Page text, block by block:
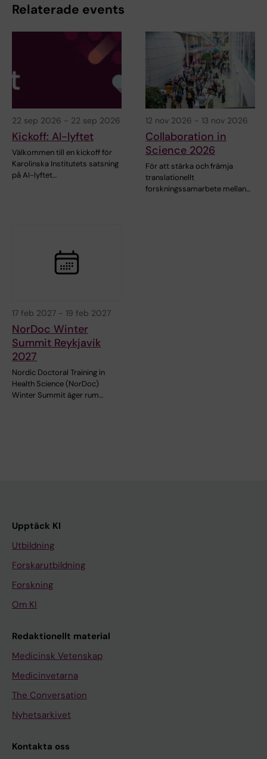
Relaterade events
22 sep 2026 - 22 sep 2026
Kickoff: AI-lyftet
Välkommen till en kickoff för
Karolinska Institutets satsning
på AI-lyftet…
12 nov 2026 - 13 nov 2026
Collaboration in
Science 2026
För att stärka och främja
translationellt
forskningssamarbete mellan…
17 feb 2027 - 19 feb 2027
NorDoc Winter
Summit Reykjavik
2027
Nordic Doctoral Training in
Health Science (NorDoc)
Winter Summit äger rum…
Upptäck KI
Utbildning
Forskarutbildning
Forskning
Om KI
Redaktionellt material
Medicinsk Vetenskap
Medicinvetarna
The Conversation
Nyhetsarkivet
Kontakta oss